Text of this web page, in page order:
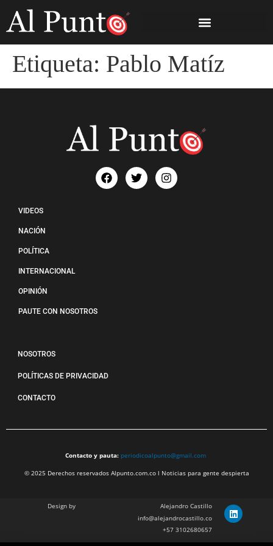
Etiqueta: Pablo Matíz
VIDEOS
NACIÓN
POLÍTICA
INTERNACIONAL
OPINIÓN
PAUTE CON NOSOTROS
NOSOTROS
POLÍTICAS DE PRIVACIDAD
CONTACTO
Contacto y pauta: periodicoalpunto@gmail.com
© 2025 Derechos reservados Alpunto.com.co l Noticias para gente despierta
Design by
Alejandro Castillo
info@alejandrocastillo.co
+57 3102680657